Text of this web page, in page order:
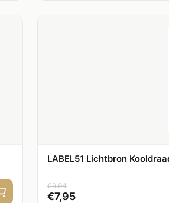
LABEL51 Lichtbron
€9,94
€7,95